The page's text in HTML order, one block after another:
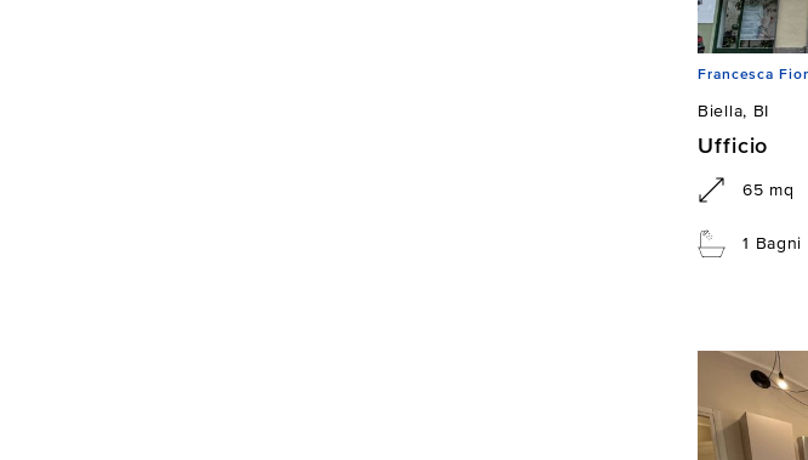
Francesca
Biella, BI
Ufficio
65 mq
1 Bagni